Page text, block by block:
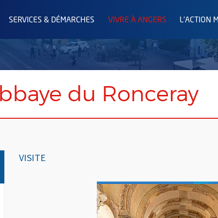
SERVICES & DÉMARCHES VIVRE À ANGERS L'ACTION
du Ronceray
VISITE